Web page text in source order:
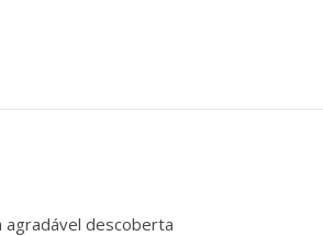
agradável descoberta